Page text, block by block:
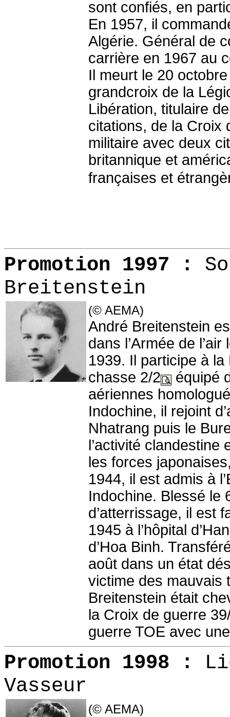
sont confiés, en
En 1957, il
Algérie. Général de
carrière en 1967 au
Il meurt le 20
grandcroix de la
Libération, titulaire
citations, de la Croix
militaire avec deux
britannique et
françaises et
Promotion 1997 :
Breitenstein
(© AEMA)
André Breitenstein
dans l’Armée de
1939. Il participe à
chasse 2/2
équipé
aériennes
Indochine, il rejoint
Nhatrang puis le
l’activité
les forces
1944, il est admis à
Indochine. Blessé le
d’atterrissage, il est
1945 à l’hôpital
d’Hoa Binh.
août dans un état
victime des mauvais
Breitenstein était
la Croix de guerre
guerre TOE avec
Promotion 1998 :
Vasseur
(© AEMA)